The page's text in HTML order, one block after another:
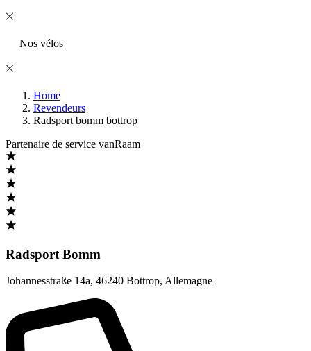
Nos vélos
Home
Revendeurs
Radsport bomm bottrop
Partenaire de service vanRaam
Radsport Bomm
Johannesstraße 14a, 46240 Bottrop, Allemagne